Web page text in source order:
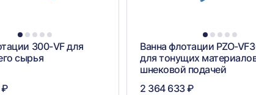
1 2 3 4 5
300-VF для
сырья
₽
1 2 3 4 5
Ванна флотации PZO-
для тонущих
шнековой подачей
2 364 633 ₽